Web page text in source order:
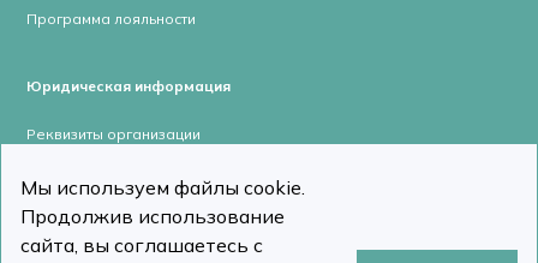
Программа лояльности
Юридическая информация
Реквизиты организации
Пользовательское соглашение
Политика конфиденциальности
Мы используем файлы cookie.
Продолжив использование
сайта, вы соглашаетесь с